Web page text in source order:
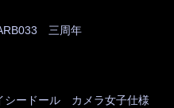
三周年
シードール カメラ女子仕様